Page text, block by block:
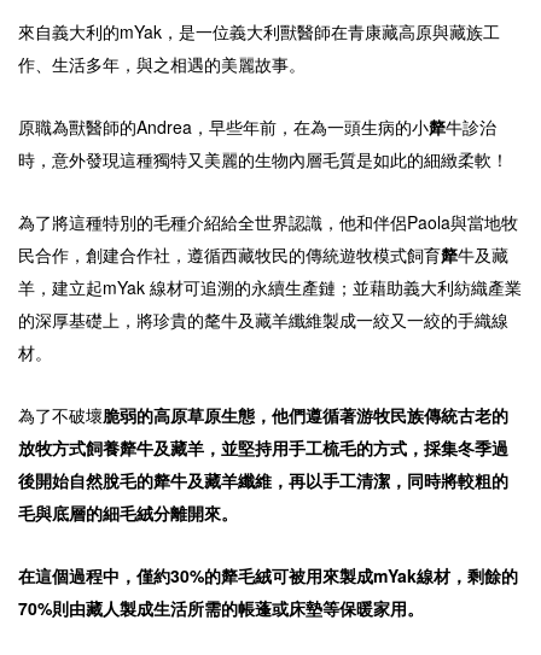
來自義大利的mYak，是一位義大利獸醫師在青康藏高原與藏族工
作、生活多年，與之相遇的美麗故事。
原職為獸醫師的Andrea，早些年前，在為一頭生病的小犛牛診治
時，意外發現這種獨特又美麗的生物內層毛質是如此的細緻柔軟！
為了將這種特別的毛種介紹給全世界認識，他和伴侶Paola與當地牧
民合作，創建合作社，遵循西藏牧民的傳統遊牧模式飼育犛牛及藏
羊，建立起mYak 線材可追溯的永續生產鏈；並藉助義大利紡織產業
的深厚基礎上，將珍貴的氂牛及藏羊纖維製成一絞又一絞的手織線
材。
為了不破壞脆弱的高原草原生態，他們遵循著游牧民族傳統古老的
放牧方式飼養犛牛及藏羊，並堅持用手工梳毛的方式，採集冬季過
後開始自然脫毛的犛牛及藏羊纖維，再以手工清潔，同時將較粗的
毛與底層的細毛絨分離開來。
在這個過程中，僅約30%的犛毛絨可被用來製成mYak線材，剩餘的
70%則由藏人製成生活所需的帳蓬或床墊等保暖家用。